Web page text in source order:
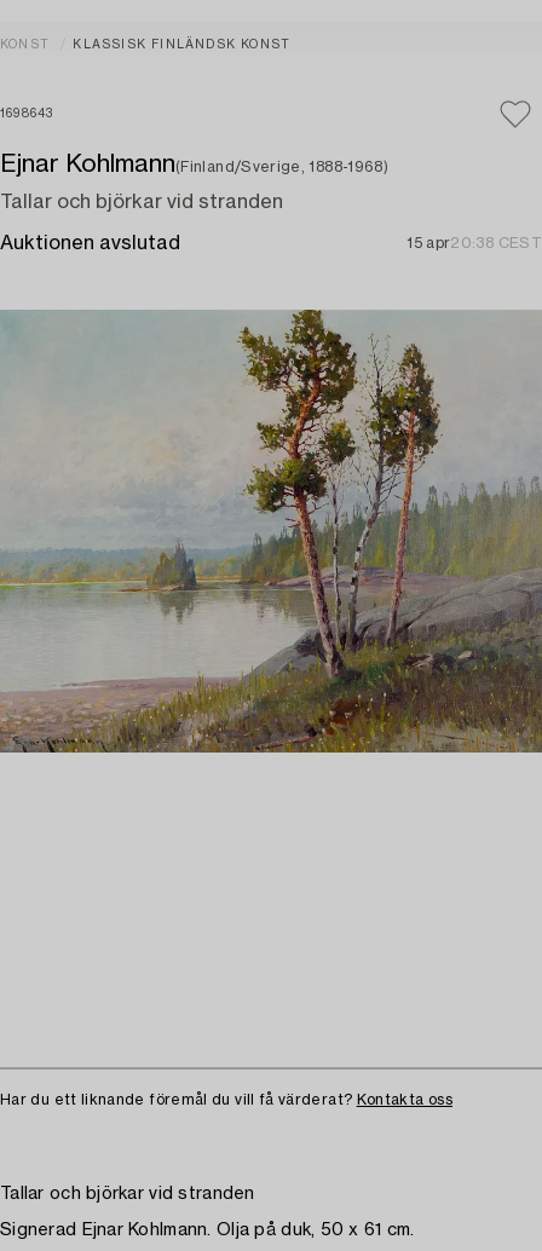
KONST KLASSISK FINLÄNDSK KONST
1698643
Ejnar Kohlmann(Finland/Sverige, 1888-1968)
Tallar och björkar vid stranden
Auktionen avslutad 15 apr20:38 CEST
Har du ett liknande föremål du vill få värderat? Kontakta oss
Tallar och björkar vid stranden
Signerad Ejnar Kohlmann. Olja på duk, 50 x 61 cm.